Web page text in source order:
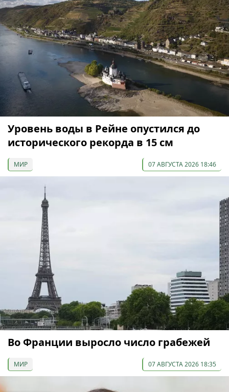
Уровень воды в Рейне опустился до
исторического рекорда в 15 см
МИР 07 АВГУСТА 2026 18:46
Во Франции выросло число грабежей
МИР 07 АВГУСТА 2026 18:35